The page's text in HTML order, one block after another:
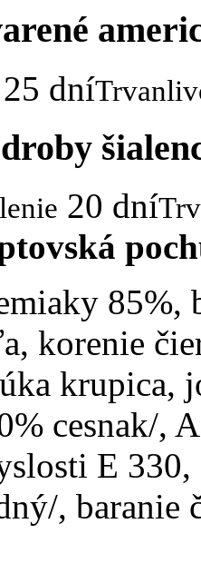
25 dní
20 dní
85%,
korenie
krupica,
cesnak/,
E
, baranie